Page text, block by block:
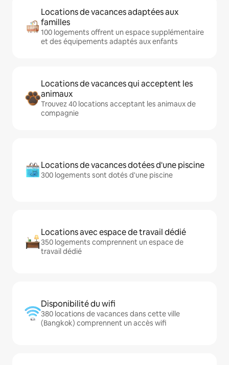
Locations de vacances adaptées aux
familles
100 logements offrent un espace supplémentaire
et des équipements adaptés aux enfants
Locations de vacances qui acceptent les
animaux
Trouvez 40 locations acceptant les animaux de
compagnie
Locations de vacances dotées d'une piscine
300 logements sont dotés d'une piscine
Locations avec espace de travail dédié
350 logements comprennent un espace de
travail dédié
Disponibilité du wifi
380 locations de vacances dans cette ville
(Bangkok) comprennent un accès wifi